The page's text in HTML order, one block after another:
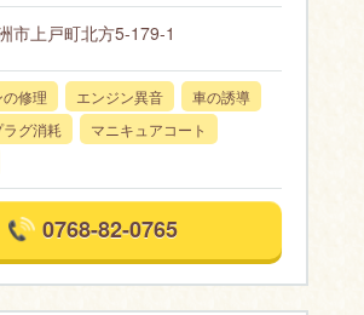
市上戸町北方5-179-1
修理 エンジン異音
車の誘導
ラグ消耗
マニキュアコート
0768-82-0765